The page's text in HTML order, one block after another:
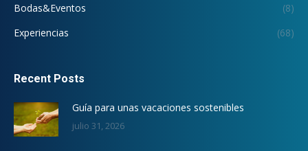
Bodas&Eventos
(8)
Experiencias
(68)
Recent Posts
Guía para unas vacaciones sostenibles
julio 31, 2026